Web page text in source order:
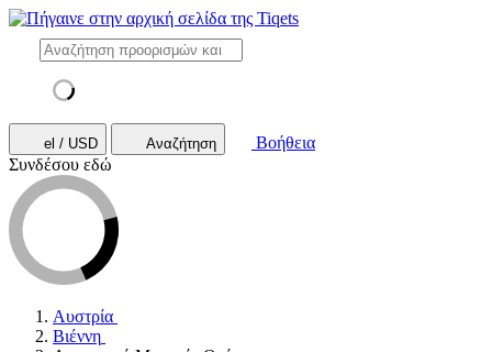
el / USD Αναζήτηση
Βοήθεια
Συνδέσου εδώ
Αυστρία
Βιέννη